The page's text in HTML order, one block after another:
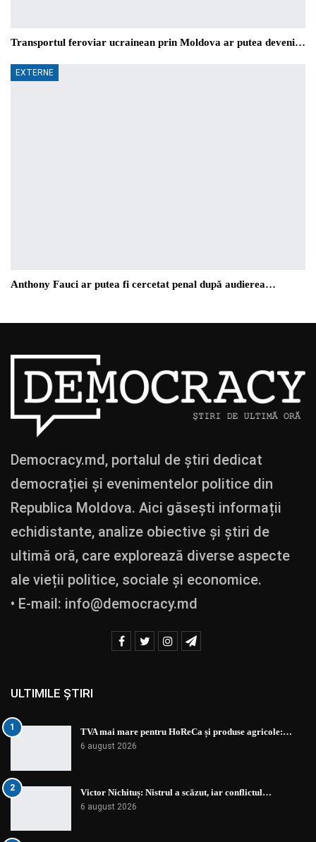
Transportul feroviar ucrainean prin Moldova ar putea deveni…
EXTERNE
Anthony Fauci ar putea fi cercetat penal după audierea…
Democracy.md, portalul de știri dedicat
democrației și evenimentelor politice din
Republica Moldova. Aici găsești informații
echidistante, analize obiective și știri de
ultimă oră, care explorează diverse aspecte
ale vieții politice, sociale și economice.
• E-mail: info@democracy.md
ULTIMILE ȘTIRI
1 TVA mai mare pentru HoReCa și produse agricole:…
6 august 2026
2 Victor Nichituș: Nistrul a scăzut, iar conflictul…
6 august 2026